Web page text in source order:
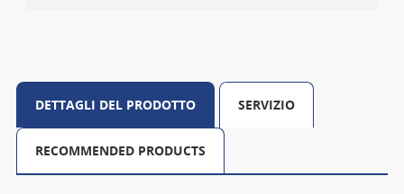
DETTAGLI DEL PRODOTTO SERVIZIO
RECOMMENDED PRODUCTS